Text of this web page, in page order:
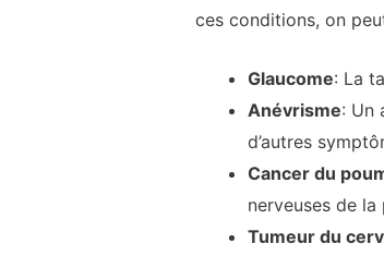
ces conditions, on
Glaucome: La
Anévrisme: Un
d’autres
Cancer du
nerveuses de la
Tumeur du